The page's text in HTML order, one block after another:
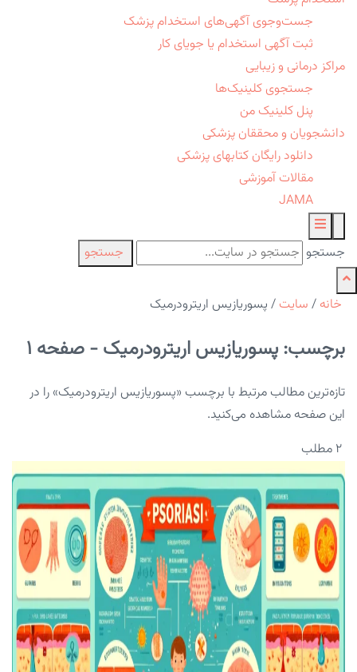
جست‌وجوی آگهی‌های استخدام پزشک
ثبت آگهی استخدام یا جویای کار
مراکز درمانی و زیبایی
جستجوی کلینیک‌ها
پنل کلینیک من
دانشجویان و محققان پزشکی
دانلود رایگان کتابهای پزشکی
مقالات آموزشی
JAMA
جستجو جستجو
خانه / سایت / پسوریازیس اریترودرمیک
برچسب: پسوریازیس اریترودرمیک - صفحه 1
تازه‌ترین مطالب مرتبط با برچسب «پسوریازیس اریترودرمیک» را در
این صفحه مشاهده می‌کنید.
۲ مطلب